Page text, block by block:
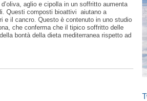
aglio e cipolla in un soffritto aumenta
Questi composti bioattivi aiutano a
e il cancro. Questo è contenuto in uno studio
che conferma che il tipico soffritto delle
bontà della dieta mediterranea rispetto ad